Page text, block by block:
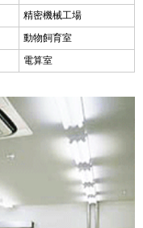
精密機械工場
動物飼育室
電算室